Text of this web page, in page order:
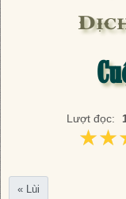
Lượt đọc:
« Lùi